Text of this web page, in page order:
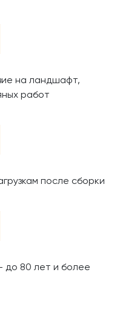
на ландшафт,
работ
после сборки
до 80 лет и более